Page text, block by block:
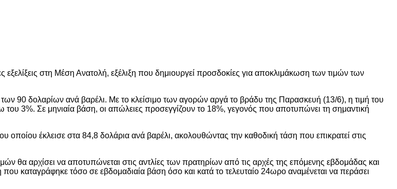
εξελίξεις στη Μέση Ανατολή, εξέλιξη που δημιουργεί προσδοκίες για αποκλιμάκωση των τιμών των
90 δολαρίων ανά βαρέλι. Με το κλείσιμο των αγορών αργά το βράδυ της Παρασκευή (13/6), η τιμή του
3%. Σε μηνιαία βάση, οι απώλειες προσεγγίζουν το 18%, γεγονός που αποτυπώνει τη σημαντική
οποίου έκλεισε στα 84,8 δολάρια ανά βαρέλι, ακολουθώντας την καθοδική τάση που επικρατεί στις
θα αρχίσει να αποτυπώνεται στις αντλίες των πρατηρίων από τις αρχές της επόμενης εβδομάδας και
που καταγράφηκε τόσο σε εβδομαδιαία βάση όσο και κατά το τελευταίο 24ωρο αναμένεται να περάσει